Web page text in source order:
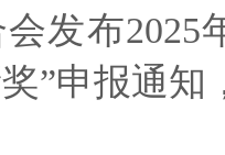
发布2025
”申报通